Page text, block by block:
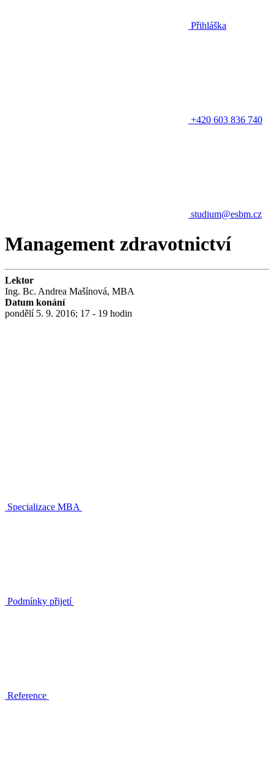
Přihláška
+420 603 836 740
studium@esbm.cz
Management zdravotnictví
Lektor
Ing. Bc. Andrea Mašínová, MBA
Datum konání
pondělí 5. 9. 2016; 17 - 19 hodin
Specializace MBA
Podmínky přijetí
Reference